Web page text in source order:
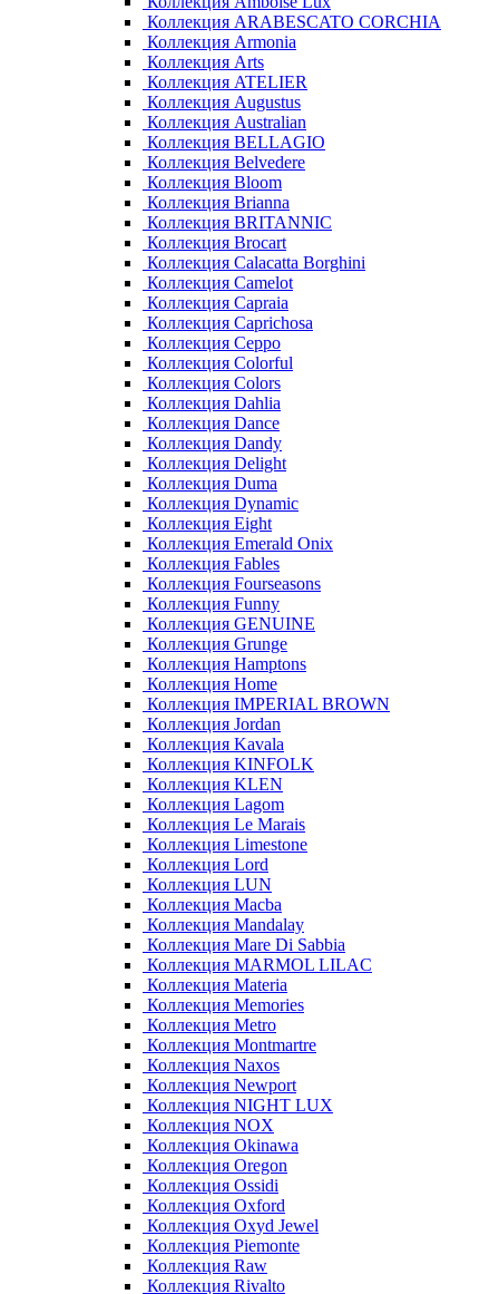
Коллекция ARABESCATO CORCHIA
Коллекция Armonia
Коллекция Arts
Коллекция ATELIER
Коллекция Augustus
Коллекция Australian
Коллекция BELLAGIO
Коллекция Belvedere
Коллекция Bloom
Коллекция Brianna
Коллекция BRITANNIC
Коллекция Brocart
Коллекция Calacatta Borghini
Коллекция Camelot
Коллекция Capraia
Коллекция Caprichosa
Коллекция Ceppo
Коллекция Colorful
Коллекция Colors
Коллекция Dahlia
Коллекция Dance
Коллекция Dandy
Коллекция Delight
Коллекция Duma
Коллекция Dynamic
Коллекция Eight
Коллекция Emerald Onix
Коллекция Fables
Коллекция Fourseasons
Коллекция Funny
Коллекция GENUINE
Коллекция Grunge
Коллекция Hamptons
Коллекция Home
Коллекция IMPERIAL BROWN
Коллекция Jordan
Коллекция Kavala
Коллекция KINFOLK
Коллекция KLEN
Коллекция Lagom
Коллекция Le Marais
Коллекция Limestone
Коллекция Lord
Коллекция LUN
Коллекция Macba
Коллекция Mandalay
Коллекция Mare Di Sabbia
Коллекция MARMOL LILAC
Коллекция Materia
Коллекция Memories
Коллекция Metro
Коллекция Montmartre
Коллекция Naxos
Коллекция Newport
Коллекция NIGHT LUX
Коллекция NOX
Коллекция Okinawa
Коллекция Oregon
Коллекция Ossidi
Коллекция Oxford
Коллекция Oxyd Jewel
Коллекция Piemonte
Коллекция Raw
Коллекция Rivalto